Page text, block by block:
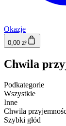
Okazje
0,00 zł
Chwila
Podkategorie
Wszystkie
Inne
Chwila
Szybki głód